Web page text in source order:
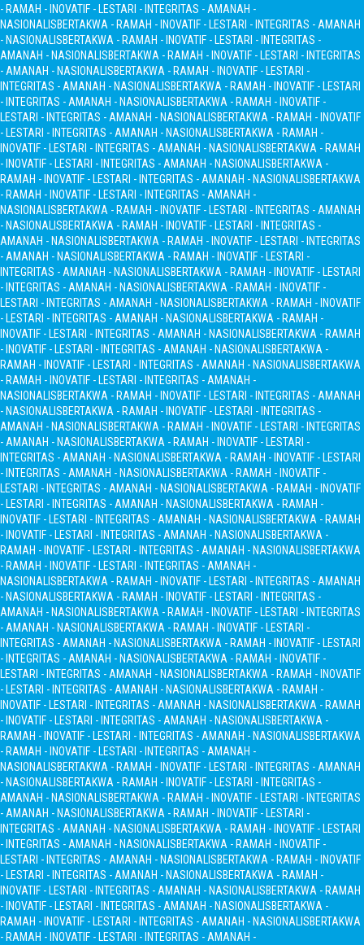
- RAMAH - INOVATIF - LESTARI - INTEGRITAS - AMANAH -
NASIONALISBERTAKWA - RAMAH - INOVATIF - LESTARI - INTEGRITAS - AMANAH
- NASIONALISBERTAKWA - RAMAH - INOVATIF - LESTARI - INTEGRITAS -
AMANAH - NASIONALISBERTAKWA - RAMAH - INOVATIF - LESTARI - INTEGRITAS
- AMANAH - NASIONALISBERTAKWA - RAMAH - INOVATIF - LESTARI -
INTEGRITAS - AMANAH - NASIONALISBERTAKWA - RAMAH - INOVATIF - LESTARI
- INTEGRITAS - AMANAH - NASIONALISBERTAKWA - RAMAH - INOVATIF -
LESTARI - INTEGRITAS - AMANAH - NASIONALISBERTAKWA - RAMAH - INOVATIF
- LESTARI - INTEGRITAS - AMANAH - NASIONALISBERTAKWA - RAMAH -
INOVATIF - LESTARI - INTEGRITAS - AMANAH - NASIONALISBERTAKWA - RAMAH
- INOVATIF - LESTARI - INTEGRITAS - AMANAH - NASIONALISBERTAKWA -
RAMAH - INOVATIF - LESTARI - INTEGRITAS - AMANAH - NASIONALISBERTAKWA
- RAMAH - INOVATIF - LESTARI - INTEGRITAS - AMANAH -
NASIONALISBERTAKWA - RAMAH - INOVATIF - LESTARI - INTEGRITAS - AMANAH
- NASIONALISBERTAKWA - RAMAH - INOVATIF - LESTARI - INTEGRITAS -
AMANAH - NASIONALISBERTAKWA - RAMAH - INOVATIF - LESTARI - INTEGRITAS
- AMANAH - NASIONALISBERTAKWA - RAMAH - INOVATIF - LESTARI -
INTEGRITAS - AMANAH - NASIONALISBERTAKWA - RAMAH - INOVATIF - LESTARI
- INTEGRITAS - AMANAH - NASIONALISBERTAKWA - RAMAH - INOVATIF -
LESTARI - INTEGRITAS - AMANAH - NASIONALISBERTAKWA - RAMAH - INOVATIF
- LESTARI - INTEGRITAS - AMANAH - NASIONALISBERTAKWA - RAMAH -
INOVATIF - LESTARI - INTEGRITAS - AMANAH - NASIONALISBERTAKWA - RAMAH
- INOVATIF - LESTARI - INTEGRITAS - AMANAH - NASIONALISBERTAKWA -
RAMAH - INOVATIF - LESTARI - INTEGRITAS - AMANAH - NASIONALISBERTAKWA
- RAMAH - INOVATIF - LESTARI - INTEGRITAS - AMANAH -
NASIONALISBERTAKWA - RAMAH - INOVATIF - LESTARI - INTEGRITAS - AMANAH
- NASIONALISBERTAKWA - RAMAH - INOVATIF - LESTARI - INTEGRITAS -
AMANAH - NASIONALISBERTAKWA - RAMAH - INOVATIF - LESTARI - INTEGRITAS
- AMANAH - NASIONALISBERTAKWA - RAMAH - INOVATIF - LESTARI -
INTEGRITAS - AMANAH - NASIONALISBERTAKWA - RAMAH - INOVATIF - LESTARI
- INTEGRITAS - AMANAH - NASIONALISBERTAKWA - RAMAH - INOVATIF -
LESTARI - INTEGRITAS - AMANAH - NASIONALISBERTAKWA - RAMAH - INOVATIF
- LESTARI - INTEGRITAS - AMANAH - NASIONALISBERTAKWA - RAMAH -
INOVATIF - LESTARI - INTEGRITAS - AMANAH - NASIONALISBERTAKWA - RAMAH
- INOVATIF - LESTARI - INTEGRITAS - AMANAH - NASIONALISBERTAKWA -
RAMAH - INOVATIF - LESTARI - INTEGRITAS - AMANAH - NASIONALISBERTAKWA
- RAMAH - INOVATIF - LESTARI - INTEGRITAS - AMANAH -
NASIONALISBERTAKWA - RAMAH - INOVATIF - LESTARI - INTEGRITAS - AMANAH
- NASIONALISBERTAKWA - RAMAH - INOVATIF - LESTARI - INTEGRITAS -
AMANAH - NASIONALISBERTAKWA - RAMAH - INOVATIF - LESTARI - INTEGRITAS
- AMANAH - NASIONALISBERTAKWA - RAMAH - INOVATIF - LESTARI -
INTEGRITAS - AMANAH - NASIONALISBERTAKWA - RAMAH - INOVATIF - LESTARI
- INTEGRITAS - AMANAH - NASIONALISBERTAKWA - RAMAH - INOVATIF -
LESTARI - INTEGRITAS - AMANAH - NASIONALISBERTAKWA - RAMAH - INOVATIF
- LESTARI - INTEGRITAS - AMANAH - NASIONALISBERTAKWA - RAMAH -
INOVATIF - LESTARI - INTEGRITAS - AMANAH - NASIONALISBERTAKWA - RAMAH
- INOVATIF - LESTARI - INTEGRITAS - AMANAH - NASIONALISBERTAKWA -
RAMAH - INOVATIF - LESTARI - INTEGRITAS - AMANAH - NASIONALISBERTAKWA
- RAMAH - INOVATIF - LESTARI - INTEGRITAS - AMANAH -
NASIONALISBERTAKWA - RAMAH - INOVATIF - LESTARI - INTEGRITAS - AMANAH
- NASIONALISBERTAKWA - RAMAH - INOVATIF - LESTARI - INTEGRITAS -
AMANAH - NASIONALISBERTAKWA - RAMAH - INOVATIF - LESTARI - INTEGRITAS
- AMANAH - NASIONALISBERTAKWA - RAMAH - INOVATIF - LESTARI -
INTEGRITAS - AMANAH - NASIONALISBERTAKWA - RAMAH - INOVATIF - LESTARI
- INTEGRITAS - AMANAH - NASIONALISBERTAKWA - RAMAH - INOVATIF -
LESTARI - INTEGRITAS - AMANAH - NASIONALISBERTAKWA - RAMAH - INOVATIF
- LESTARI - INTEGRITAS - AMANAH - NASIONALISBERTAKWA - RAMAH -
INOVATIF - LESTARI - INTEGRITAS - AMANAH - NASIONALISBERTAKWA - RAMAH
- INOVATIF - LESTARI - INTEGRITAS - AMANAH - NASIONALISBERTAKWA -
RAMAH - INOVATIF - LESTARI - INTEGRITAS - AMANAH - NASIONALISBERTAKWA
- RAMAH - INOVATIF - LESTARI - INTEGRITAS - AMANAH -